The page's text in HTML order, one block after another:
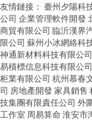
友情鏈接： 臺州夕陽科
公司 企業管理軟件開發
商貿有限公司 臨沂漢界
限公司 蘇州小冰網絡科
神通新材料科技有限公司
易積標信息科技有限公司
柜業有限公司 杭州慕春
司 房地產開發 家具銷售
技集團有限責任公司 外
工作室 周易算命 淮安市